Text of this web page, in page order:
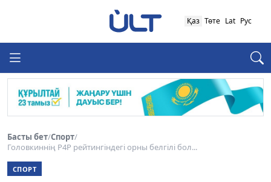
Қаз Төте Lat Рус
Басты бет/Спорт/
Головкиннің P4P рейтингіндегі орны белгілі бол...
СПОРТ